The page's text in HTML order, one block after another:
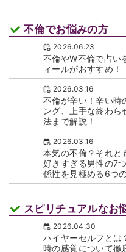
復縁の前兆とは？元
2026.07.01
電話占いで復縁はで
い師10人を紹介！
不倫でお悩みの方
2026.06.23
不倫やW不倫で占い
ィールがおすすめ！
2026.03.16
不倫が辛い！辛い時
ング、上手な終わら
法まで解説！
2026.03.16
本気の不倫？それと
好きすぎる男性の7
係性を見極める6つ